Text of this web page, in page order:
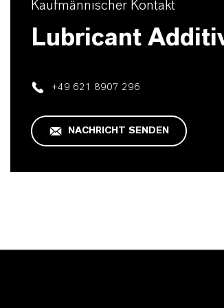
Kaufmännischer Kontakt
Lubricant
+49 621 8907 296
NACHRICHT SENDEN